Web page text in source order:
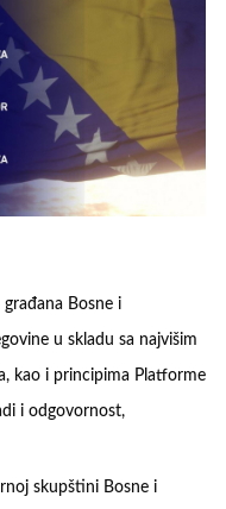
Bosne i
u skladu sa najvišim
kao i principima Platforme
i odgovornost,
skupštini Bosne i